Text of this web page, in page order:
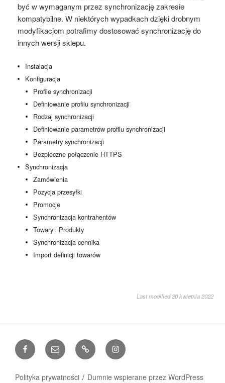
być w wymaganym przez synchronizację zakresie
kompatybilne. W niektórych wypadkach dzięki drobnym
modyfikacjom potrafimy dostosować synchronizację do
innych wersji sklepu.
Instalacja
Konfiguracja
Profile synchronizacji
Definiowanie profilu synchronizacji
Rodzaj synchronizacji
Definiowanie parametrów profilu synchronizacji
Parametry synchronizacji
Bezpieczne połączenie HTTPS
Synchronizacja
Zamówienia
Pozycja przesyłki
Promocje
Synchronizacja kontrahentów
Towary i Produkty
Synchronizacja cennika
Import definicji towarów
Last modified 20 kwietnia 2022
FacebookEmail www Instagram
Polityka prywatności Dumnie wspierane przez WordPress